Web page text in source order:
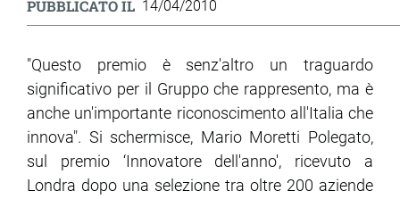
PUBBLICATO IL 14/04/2010
"Questo premio è senz'altro un traguardo
significativo per il Gruppo che rappresento, ma è
anche un'importante riconoscimento all'Italia che
innova". Si schermisce, Mario Moretti Polegato,
sul premio ‘Innovatore dell'anno', ricevuto a
Londra dopo una selezione tra oltre 200 aziende